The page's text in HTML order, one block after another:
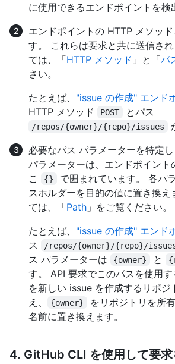
に使用できるエンドポイントを検
エンドポイントの HTTP メソッ
す。 これらは要求と共に送信さ
ては、「HTTP メソッド 」と「パ
さい。
たとえば、 "issue の作成" エンド
HTTP メソッド
POST とパス
/repos/{owner}/{repo}/issues
必要なパス パラメーターを特定
パラメーターは、エンドポイント
こ
{}
で囲まれています。 各パ
スホルダーを目的の値に置き換え
ては、「Path 」をご覧ください。
たとえば、 "issue の作成" エンド
ス
/repos/{owner}/{repo}/
ス パラメーターは
{owner} と
す。 API 要求でこのパスを使用す
を新しい issue を作成するリポジ
え、
{owner}
をリポジトリを所
名前に置き換えます。
4. GitHub CLI を使用して要